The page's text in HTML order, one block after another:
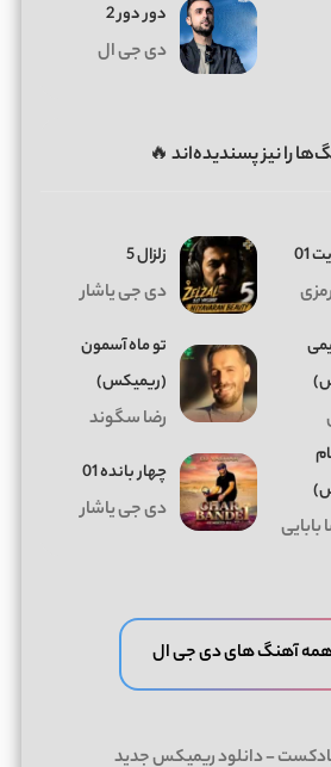
دور دور 2
دی جی ال
را نیز پسندیده‌اند 🔥
01 زلزال 5
دی جی یاشار
تو ماه آسمون
(ریمیکس)
رضا سگوند
چهار بانده 01
دی جی یاشار
همه آهنگ های دی جی ال
-دانلود ریمیکس جدید